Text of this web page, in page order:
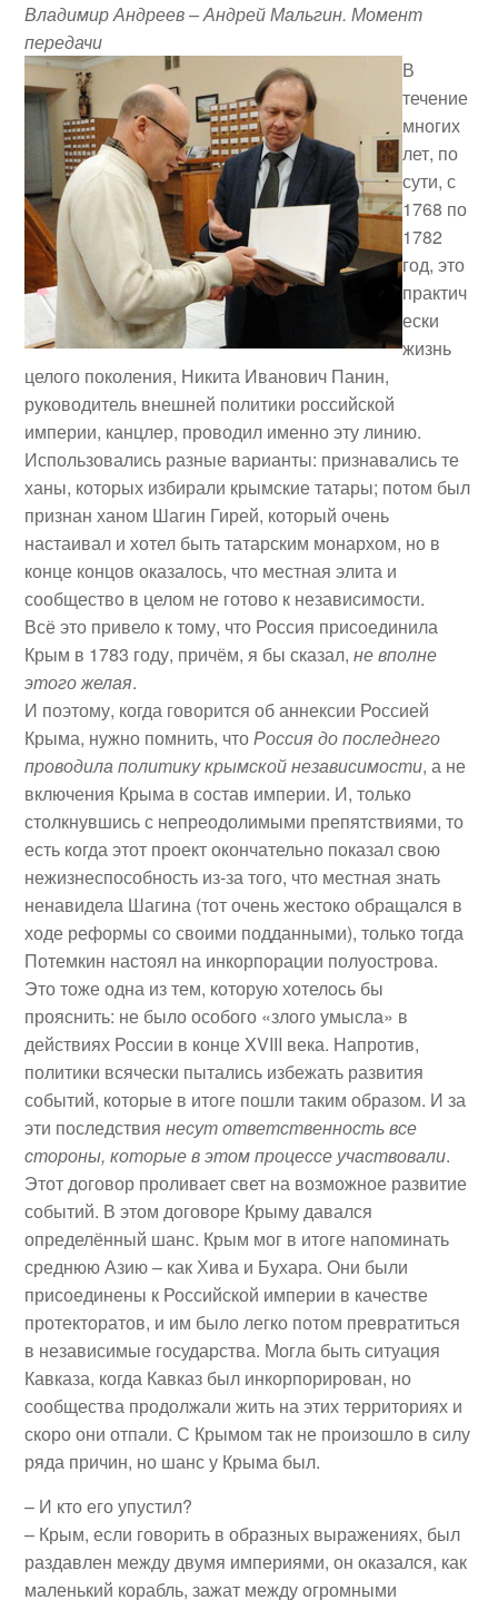
Владимир Андреев – Андрей Мальгин. Момент
передачи
В
течение
многих
лет, по
сути, с
1768 по
1782
год, это
практич
ески
жизнь
целого поколения, Никита Иванович Панин,
руководитель внешней политики российской
империи, канцлер, проводил именно эту линию.
Использовались разные варианты: признавались те
ханы, которых избирали крымские татары; потом был
признан ханом Шагин Гирей, который очень
настаивал и хотел быть татарским монархом, но в
конце концов оказалось, что местная элита и
сообщество в целом не готово к независимости.
Всё это привело к тому, что Россия присоединила
Крым в 1783 году, причём, я бы сказал,не вполне
этого желая.
И поэтому, когда говорится об аннексии Россией
Крыма, нужно помнить, чтоРоссия до последнего
проводила политику крымской независимости, а не
включения Крыма в состав империи. И, только
столкнувшись с непреодолимыми препятствиями, то
есть когда этот проект окончательно показал свою
нежизнеспособность из-за того, что местная знать
ненавидела Шагина (тот очень жестоко обращался в
ходе реформы со своими подданными), только тогда
Потемкин настоял на инкорпорации полуострова.
Это тоже одна из тем, которую хотелось бы
прояснить: не было особого «злого умысла» в
действиях России в конце XVIII века. Напротив,
политики всячески пытались избежать развития
событий, которые в итоге пошли таким образом. И за
эти последствиянесут ответственность все
стороны, которые в этом процессе участвовали.
Этот договор проливает свет на возможное развитие
событий. В этом договоре Крыму давался
определённый шанс. Крым мог в итоге напоминать
среднюю Азию – как Хива и Бухара. Они были
присоединены к Российской империи в качестве
протекторатов, и им было легко потом превратиться
в независимые государства. Могла быть ситуация
Кавказа, когда Кавказ был инкорпорирован, но
сообщества продолжали жить на этих территориях и
скоро они отпали. С Крымом так не произошло в силу
ряда причин, но шанс у Крыма был.
– И кто его упустил?
– Крым, если говорить в образных выражениях, был
раздавлен между двумя империями, он оказался, как
маленький корабль, зажат между огромными